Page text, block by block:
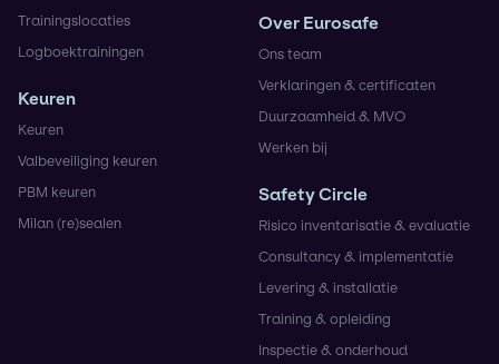
Trainingslocaties
Logboektrainingen
Keuren
Keuren
Valbeveiliging keuren
PBM keuren
Milan (re)sealen
Over Eurosafe
Ons team
Verklaringen & certificaten
Duurzaamheid & MVO
Werken bij
Safety Circle
Risico inventarisatie & evaluatie
Consultancy & implementatie
Levering & installatie
Training & opleiding
Inspectie & onderhoud